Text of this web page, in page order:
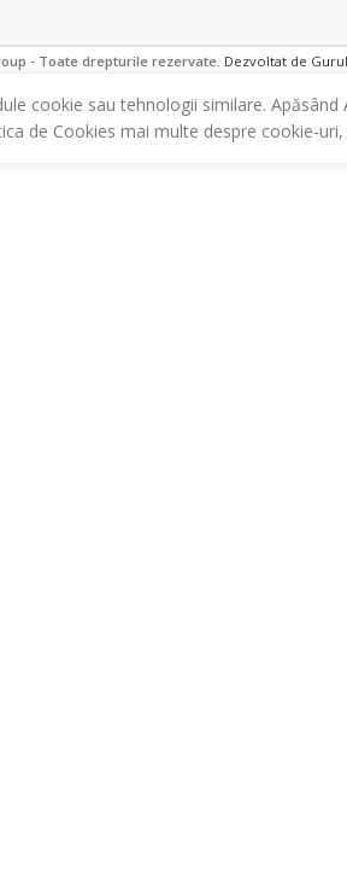
- Toate drepturile rezervate. Dezvoltat de
cookie sau tehnologii similare.
de Cookies mai multe despre cookie-